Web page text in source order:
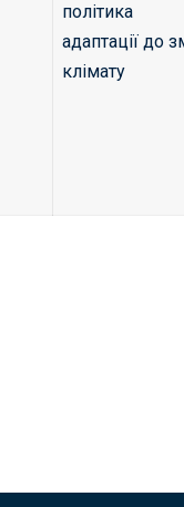
політика
адаптації до
клімату